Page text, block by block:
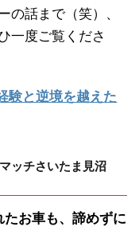
の話まで（笑）、
一度ご覧くださ
験と逆境を越えた
ッチさいたま見沼
お車も、諦めずに